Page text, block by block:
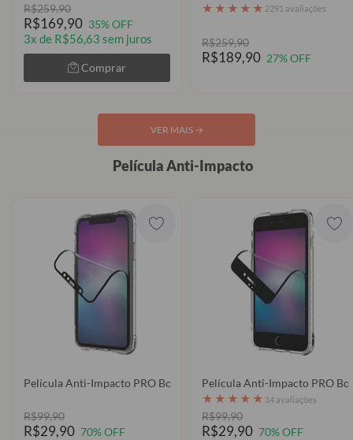
R$259,90
R$169,90 35% OFF
3x de R$56,63 sem juros
Comprar
★ ★ ★ ★ ★ 2291 avaliações
R$259,90
R$189,90 27% OFF
VER MAIS →
Película Anti-Impacto
Película Anti-Impacto PRO Borders
R$99,90
R$29,90 70% OFF
Película Anti-Impacto PRO
★ ★ ★ ★ ★ 14 avaliações
R$99,90
R$29,90 70% OFF